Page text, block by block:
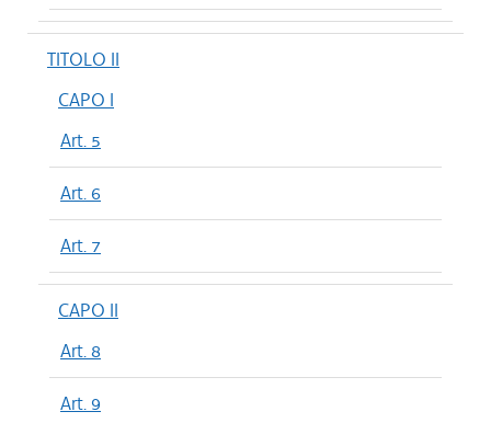
TITOLO II
CAPO I
Art. 5
Art. 6
Art. 7
CAPO II
Art. 8
Art. 9